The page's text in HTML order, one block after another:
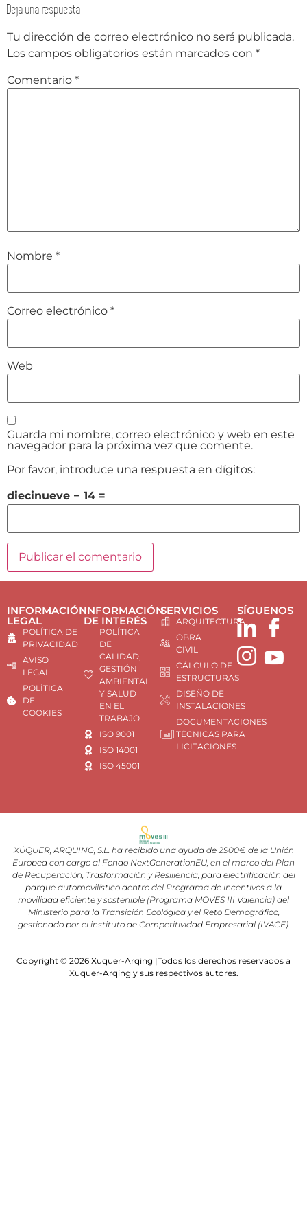
Deja una respuesta
Tu dirección de correo electrónico no será publicada.
Los campos obligatorios están marcados con *
Comentario *
Nombre *
Correo electrónico *
Web
Guarda mi nombre, correo electrónico y web en este
navegador para la próxima vez que comente.
Por favor, introduce una respuesta en dígitos:
diecinueve − 14 =
INFORMACIÓN
LEGAL
POLÍTICA DE
PRIVACIDAD
AVISO
LEGAL
POLÍTICA
DE
COOKIES
INFORMACIÓN
DE INTERÉS
POLÍTICA
DE
CALIDAD,
GESTIÓN
AMBIENTAL
Y SALUD
EN EL
TRABAJO
ISO 9001
ISO 14001
ISO 45001
SERVICIOS
ARQUITECTURA
OBRA
CIVIL
CÁLCULO DE
ESTRUCTURAS
DISEÑO DE
INSTALACIONES
DOCUMENTACIONES
TÉCNICAS PARA
LICITACIONES
SÍGUENOS
XÚQUER, ARQUING, S.L. ha recibido una ayuda de 2900€ de la Unión
Europea con cargo al Fondo NextGenerationEU, en el marco del Plan
de Recuperación, Trasformación y Resiliencia, para electrificación del
parque automovilístico dentro del Programa de incentivos a la
movilidad eficiente y sostenible (Programa MOVES III Valencia) del
Ministerio para la Transición Ecológica y el Reto Demográfico,
gestionado por el instituto de Competitividad Empresarial (IVACE).
Copyright © 2026 Xuquer-Arqing |Todos los derechos reservados a
Xuquer-Arqing y sus respectivos autores.